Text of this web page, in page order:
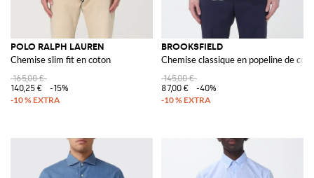
POLO RALPH LAUREN
Chemise slim fit en coton
165,00 €
140,25 €
-15%
BROOKSFIELD
Chemise classique en popeline de
145,00 €
87,00 €
-40%